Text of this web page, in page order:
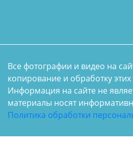
Все фотографии и видео на
копирование и обработку
Информация на сайте не
материалы носят
Политика обработки